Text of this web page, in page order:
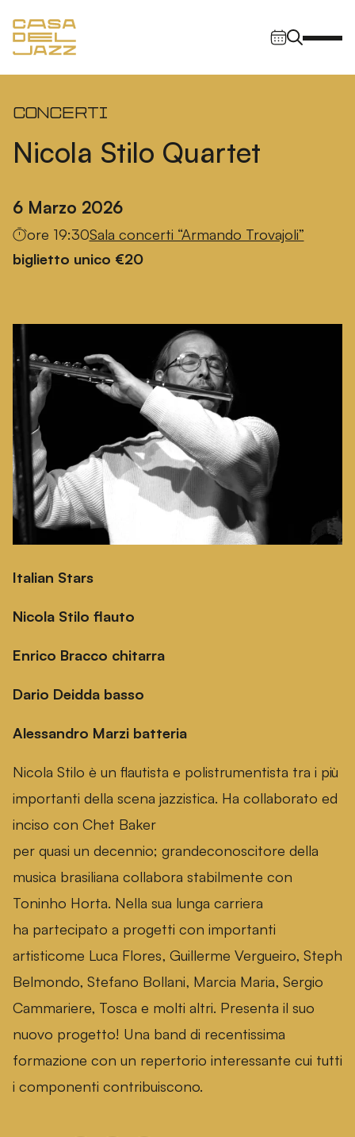
Navigazione principale
Concerti
Italian Stars
Nicola Stilo flauto
Enrico Bracco chitarra
Dario Deidda basso
Alessandro Marzi batteria
Nicola Stilo è un flautista e polistrumentista tra i più
importanti della scena jazzistica. Ha collaborato ed
inciso con Chet Baker
per quasi un decennio; grandeconoscitore della
musica brasiliana collabora stabilmente con
Toninho Horta. Nella sua lunga carriera
ha partecipato a progetti con importanti
artisticome Luca Flores, Guillerme Vergueiro, Steph
Belmondo, Stefano Bollani, Marcia Maria, Sergio
Cammariere, Tosca e molti altri. Presenta il suo
nuovo progetto! Una band di recentissima
formazione con un repertorio interessante cui tutti
i componenti contribuiscono.
Nicola Stilo Quartet
6 Marzo 2026
ore 19:30Sala concerti “Armando Trovajoli”
biglietto unico €20